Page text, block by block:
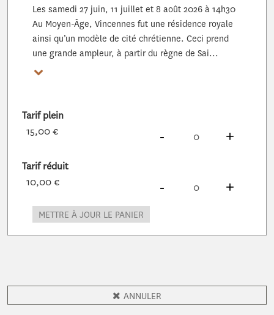
Les samedi 27 juin, 11 juillet et 8 août 2026 à 14h30
Au Moyen-Âge, Vincennes fut une résidence royale
ainsi qu’un modèle de cité chrétienne. Ceci prend
une grande ampleur, à partir du règne de Sai...
Voir plus
Tarif plein
15,00 €
- DIMINUER
PRODUITS
+À
Tarif réduit
10,00 €
- DIMINUER
PRODUITS
+À
METTRE À JOUR LE PANIER
ANNULER